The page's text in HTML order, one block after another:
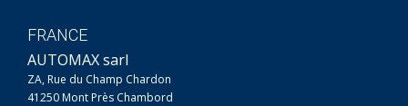
FRANCE
AUTOMAX sarl
ZA, Rue du Champ Chardon
41250 Mont Près Chambord